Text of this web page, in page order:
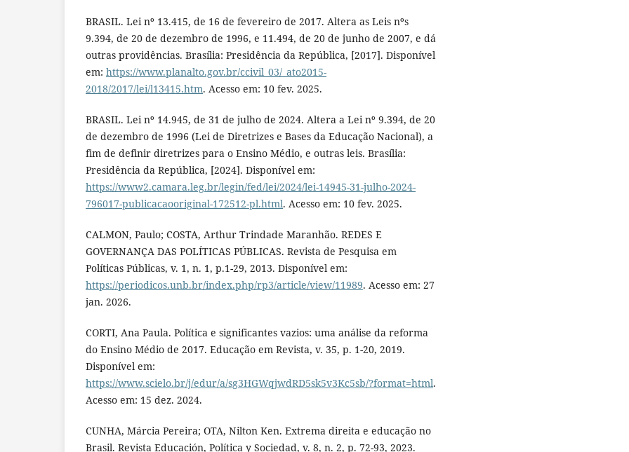
BRASIL. Lei nº 13.415, de 16 de fevereiro de 2017. Altera as Leis nºs
9.394, de 20 de dezembro de 1996, e 11.494, de 20 de junho de 2007, e dá
outras providências. Brasília: Presidência da República, [2017]. Disponível
em: https://www.planalto.gov.br/ccivil_03/_ato2015-
2018/2017/lei/l13415.htm. Acesso em: 10 fev. 2025.
BRASIL. Lei nº 14.945, de 31 de julho de 2024. Altera a Lei nº 9.394, de 20
de dezembro de 1996 (Lei de Diretrizes e Bases da Educação Nacional), a
fim de definir diretrizes para o Ensino Médio, e outras leis. Brasília:
Presidência da República, [2024]. Disponível em:
https://www2.camara.leg.br/legin/fed/lei/2024/lei-14945-31-julho-2024-
796017-publicacaooriginal-172512-pl.html. Acesso em: 10 fev. 2025.
CALMON, Paulo; COSTA, Arthur Trindade Maranhão. REDES E
GOVERNANÇA DAS POLÍTICAS PÚBLICAS. Revista de Pesquisa em
Políticas Públicas, v. 1, n. 1, p.1-29, 2013. Disponível em:
https://periodicos.unb.br/index.php/rp3/article/view/11989. Acesso em: 27
jan. 2026.
CORTI, Ana Paula. Política e significantes vazios: uma análise da reforma
do Ensino Médio de 2017. Educação em Revista, v. 35, p. 1-20, 2019.
Disponível em:
https://www.scielo.br/j/edur/a/sg3HGWqjwdRD5sk5v3Kc5sb/?format=html.
Acesso em: 15 dez. 2024.
CUNHA, Márcia Pereira; OTA, Nilton Ken. Extrema direita e educação no
Brasil. Revista Educación, Política y Sociedad, v. 8, n. 2, p. 72-93, 2023.